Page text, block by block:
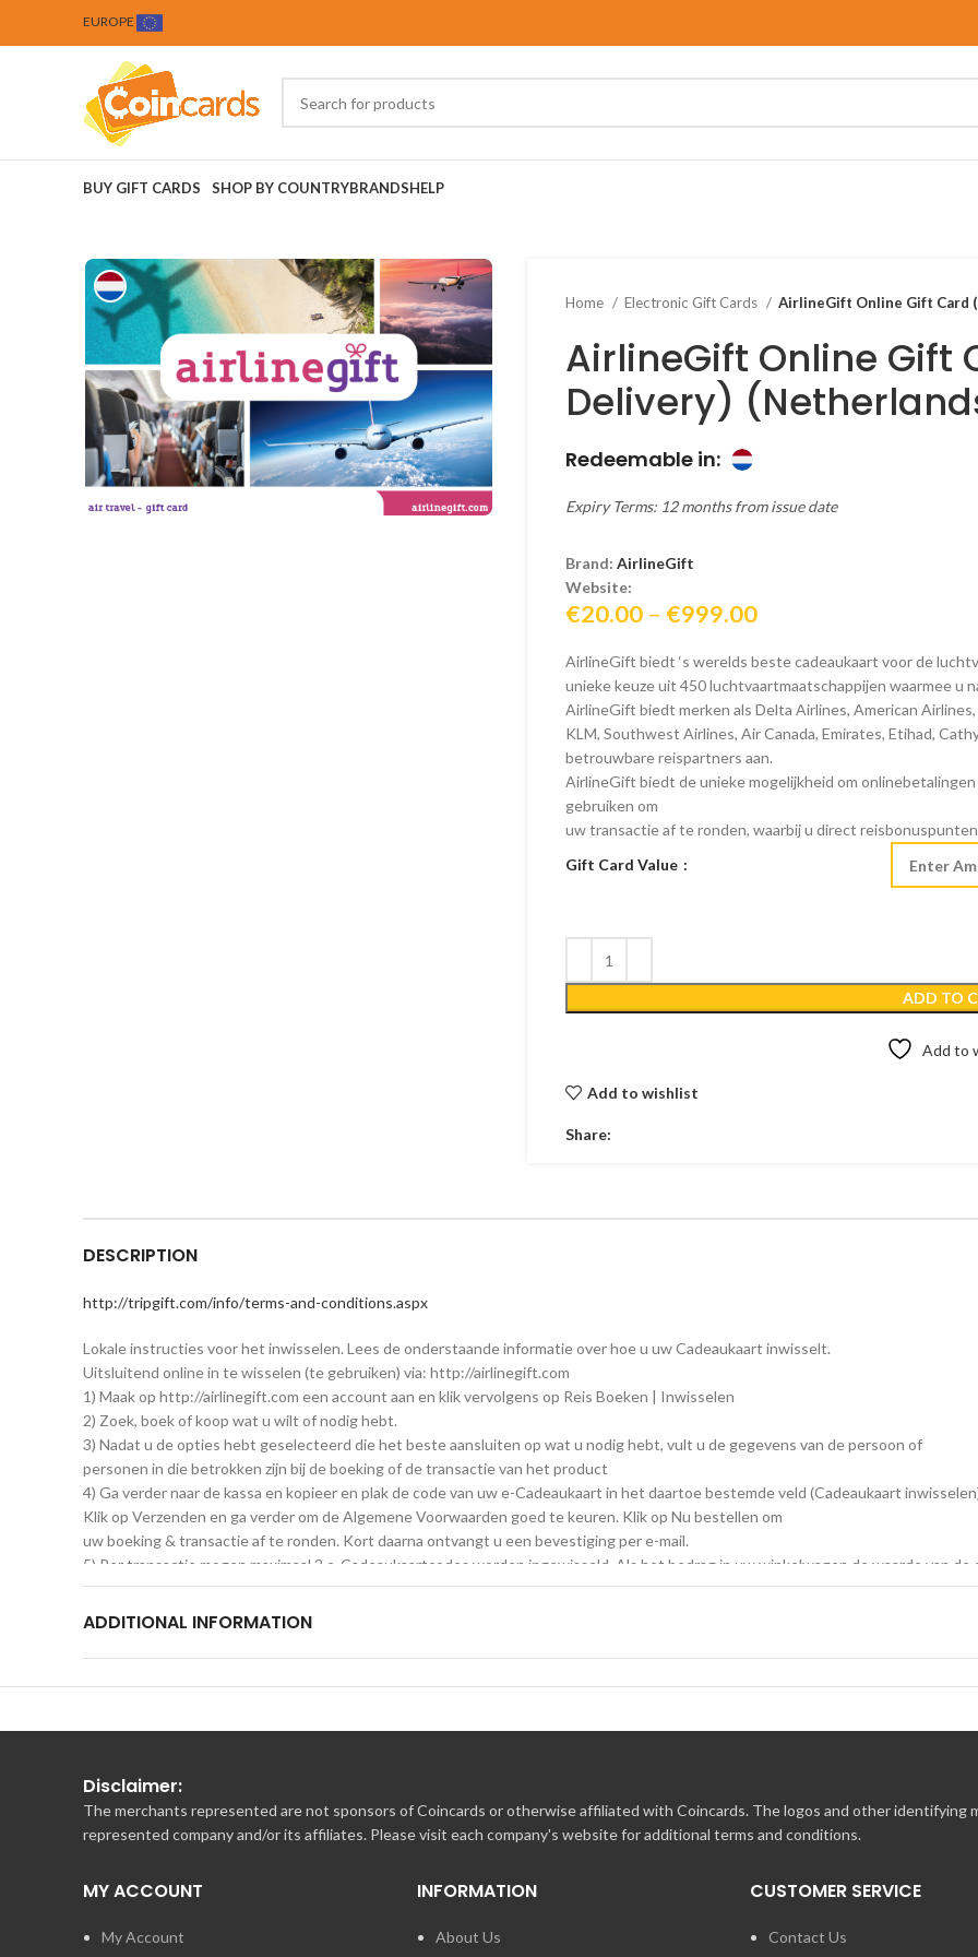
EUROPE
BUY GIFT CARDS SHOP BY COUNTRYBRANDSHELP
Home Electronic Gift Cards AirlineGift Online Gift Card
AirlineGift Online Gift
Delivery)
Redeemable in:
Expiry Terms: 12 months from issue date
Brand:AirlineGift
Website:
€20.00 – €999.00Price
€20.00
through
€999.00
AirlineGift biedt ‘s werelds beste cadeaukaart voor de
unieke keuze uit 450 luchtvaartmaatschappijen waarmee u
AirlineGift biedt merken als Delta Airlines, American
KLM, Southwest Airlines, Air Canada, Emirates, Etihad,
betrouwbare reispartners aan.
AirlineGift biedt de unieke mogelijkheid om
gebruiken om
uw transactie af te ronden, waarbij u direct
Gift Card Value
ADD TO
Add to
Add to wishlist
Share:
DESCRIPTION
http://tripgift.com/info/terms-and-conditions.aspx
Lokale instructies voor het inwisselen. Lees de onderstaande informatie over hoe u uw Cadeaukaart inwisselt.
Uitsluitend online in te wisselen (te gebruiken) via: http://airlinegift.com
1) Maak op http://airlinegift.com een account aan en klik vervolgens op Reis Boeken | Inwisselen
2) Zoek, boek of koop wat u wilt of nodig hebt.
3) Nadat u de opties hebt geselecteerd die het beste aansluiten op wat u nodig hebt, vult u de gegevens van de persoon of
personen in die betrokken zijn bij de boeking of de transactie van het product
4) Ga verder naar de kassa en kopieer en plak de code van uw e-Cadeaukaart in het daartoe bestemde veld (Cadeaukaart
Klik op Verzenden en ga verder om de Algemene Voorwaarden goed te keuren. Klik op Nu bestellen om
uw boeking & transactie af te ronden. Kort daarna ontvangt u een bevestiging per e-mail.
5) Per transactie mogen maximaal 2 e-Cadeaukaartcodes worden ingewisseld. Als het bedrag in uw winkelwagen de waarde van
MasterCard of American Express betalen.
6) AirlineGift cadeaukaarten blijven 12 maanden na afgiftedatum geldig; voor ingezetenen van Noord-Amerika is de cadeaukaart
voorwaarden voor de valuta en de aflossingsverplichtingen in het land van vestiging, vindt u op : http://tripgift.com/info/terms-
7) De volledige inhoud van de website, de klantenservice, biljetten en e-Vouchers zijn in de Engelse taal. Cadeaukaarten & e-
8) Veelgestelde vragen en antwoorden over Cadeaukaarten en hoe deze het beste te gebruiken, vindt u op https://
ADDITIONAL INFORMATION
Disclaimer:
The merchants represented are not sponsors of Coincards or otherwise affiliated with Coincards. The logos and other identifying
represented company and/or its affiliates. Please visit each company's website for additional terms and conditions.
MY ACCOUNT
My Account
INFORMATION
About Us
CUSTOMER SERVICE
Contact Us